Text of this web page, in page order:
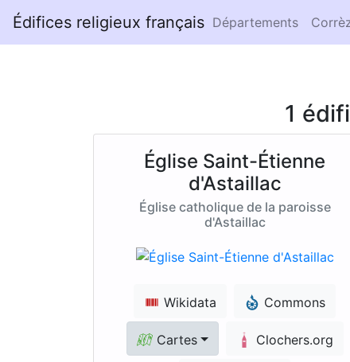
Édifices religieux français Départements
1
Église Saint-Étienne
d'Astaillac
Église catholique de la paroisse
d'Astaillac
Wikidata Commons
Cartes Clochers.org